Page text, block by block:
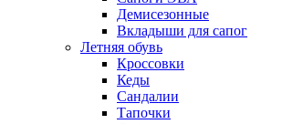
Демисезонные
Вкладыши для сапог
Летняя обувь
Кроссовки
Кеды
Сандалии
Тапочки